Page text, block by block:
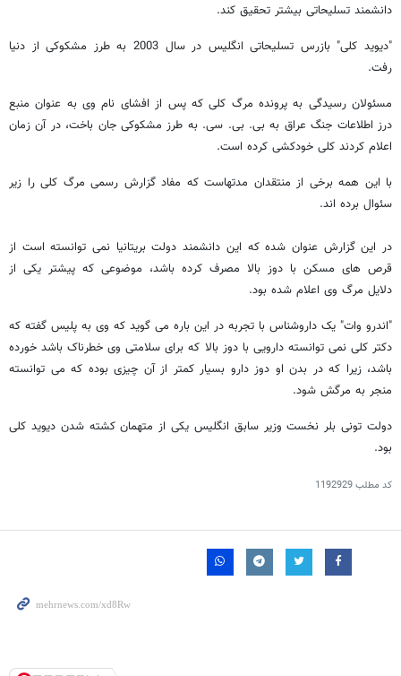
دانشمند تسلیحاتی بیشتر تحقیق کند.
"دیوید کلی" بازرس تسلیحاتی انگلیس در سال 2003 به طرز مشکوکی از دنیا
رفت.
مسئولان رسیدگی به پرونده مرگ کلی که پس از افشای نام وی به عنوان منبع
درز اطلاعات جنگ عراق به بی. بی. سی. به طرز مشکوکی جان باخت، در آن زمان
اعلام کردند کلی خودکشی کرده است.
با این همه برخی از منتقدان مدتهاست که مفاد گزارش رسمی مرگ کلی را زیر
سئوال برده اند.
در این گزارش عنوان شده که این دانشمند دولت بریتانیا نمی توانسته است از
قرص های مسکن با دوز بالا مصرف کرده باشد، موضوعی که پیشتر یکی از
دلایل مرگ وی اعلام شده بود.
"اندرو وات" یک داروشناس با تجربه در این باره می گوید که وی به پلیس گفته که
دکتر کلی نمی توانسته دارویی با دوز بالا که برای سلامتی وی خطرناک باشد خورده
باشد، زیرا که در بدن او دوز دارو بسیار کمتر از آن چیزی بوده که می توانسته
منجر به مرگش شود.
دولت تونی بلر نخست وزیر سابق انگلیس یکی از متهمان کشته شدن دیوید کلی
بود.
کد مطلب1192929